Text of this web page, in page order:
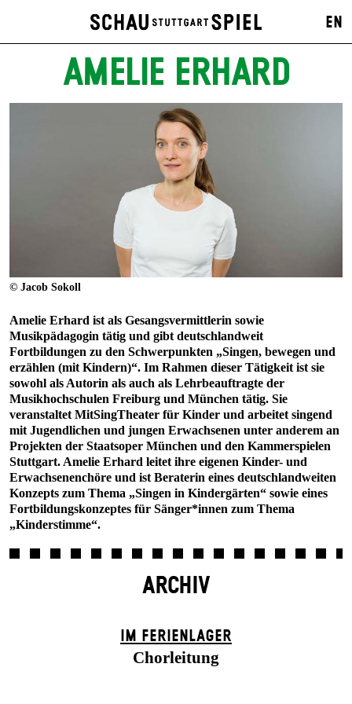
EN
AMELIE ERHARD
© Jacob Sokoll
Amelie Erhard ist als Gesangsvermittlerin sowie
Musikpädagogin tätig und gibt deutschlandweit
Fortbildungen zu den Schwerpunkten „Singen, bewegen und
erzählen (mit Kindern)“. Im Rahmen dieser Tätigkeit ist sie
sowohl als Autorin als auch als Lehrbeauftragte der
Musikhochschulen Freiburg und München tätig. Sie
veranstaltet MitSingTheater für Kinder und arbeitet singend
mit Jugendlichen und jungen Erwachsenen unter anderem an
Projekten der Staatsoper München und den Kammerspielen
Stuttgart. Amelie Erhard leitet ihre eigenen Kinder- und
Erwachsenenchöre und ist Beraterin eines deutschlandweiten
Konzepts zum Thema „Singen in Kindergärten“ sowie eines
Fortbildungskonzeptes für Sänger*innen zum Thema
„Kinderstimme“.
ARCHIV
IM FERIEN­LAGER
Chorleitung